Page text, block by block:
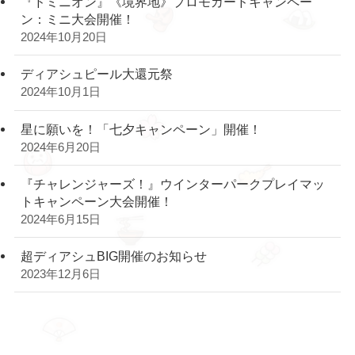
ン：ミニ大会開催！
2024年10月20日
ディアシュピール大還元祭
2024年10月1日
星に願いを！「七夕キャンペーン」開催！
2024年6月20日
『チャレンジャーズ！』ウインターパークプレイマッ
トキャンペーン大会開催！
2024年6月15日
超ディアシュBIG開催のお知らせ
2023年12月6日